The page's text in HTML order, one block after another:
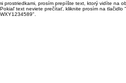
prosím prepíšte text, ktorý vidíte na
text neviete prečítať, kliknite prosím na tlačidlo